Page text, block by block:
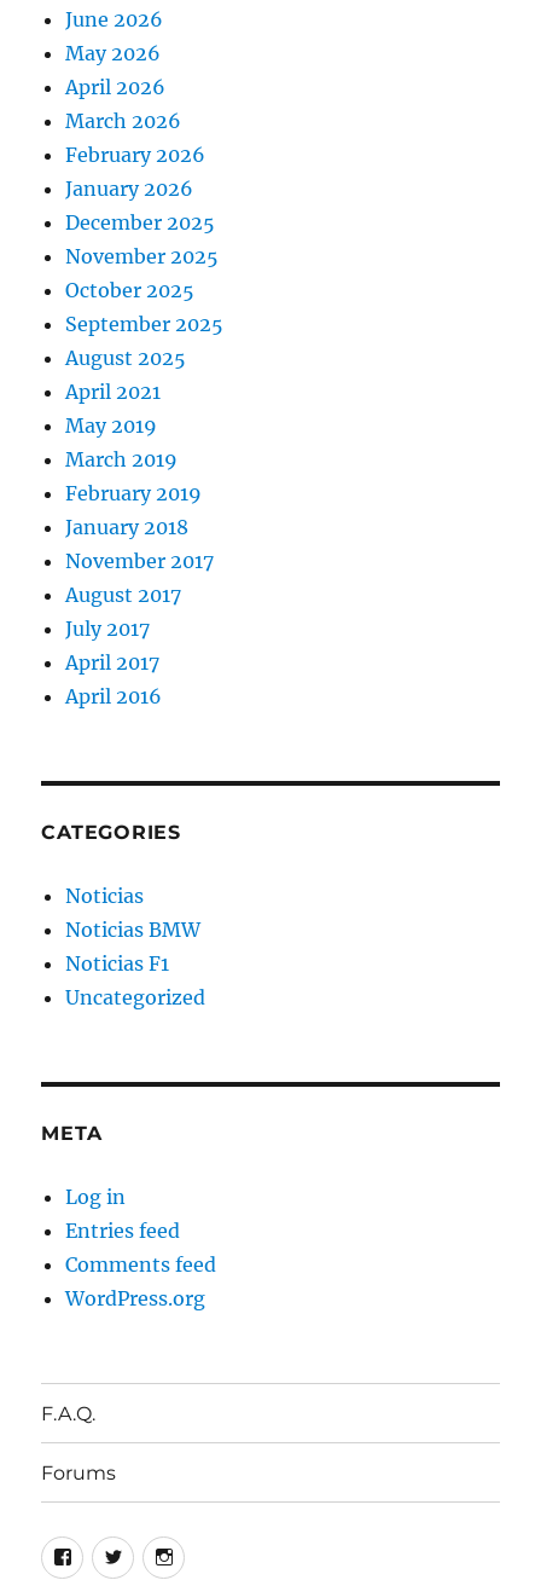
June 2026
May 2026
April 2026
March 2026
February 2026
January 2026
December 2025
November 2025
October 2025
September 2025
August 2025
April 2021
May 2019
March 2019
February 2019
January 2018
November 2017
August 2017
July 2017
April 2017
April 2016
CATEGORIES
Noticias
Noticias BMW
Noticias F1
Uncategorized
META
Log in
Entries feed
Comments feed
WordPress.org
F.A.Q.
Forums
Facebook
TwitterInstagram